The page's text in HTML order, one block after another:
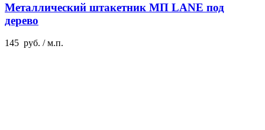
Металлический штакетник МП LANE под
дерево
145 руб. / м.п.